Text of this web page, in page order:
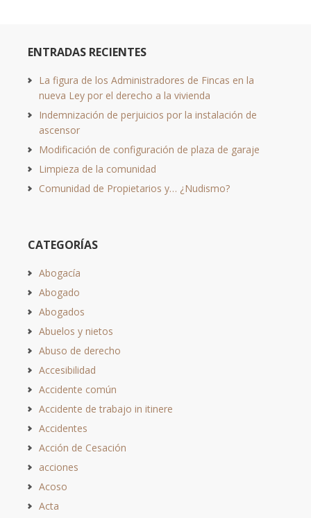
ENTRADAS RECIENTES
La figura de los Administradores de Fincas en la
nueva Ley por el derecho a la vivienda
Indemnización de perjuicios por la instalación de
ascensor
Modificación de configuración de plaza de garaje
Limpieza de la comunidad
Comunidad de Propietarios y… ¿Nudismo?
CATEGORÍAS
Abogacía
Abogado
Abogados
Abuelos y nietos
Abuso de derecho
Accesibilidad
Accidente común
Accidente de trabajo in itinere
Accidentes
Acción de Cesación
acciones
Acoso
Acta